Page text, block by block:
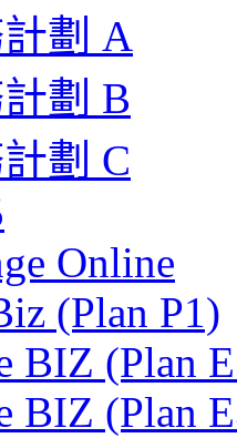
劃 A
劃 B
劃 C
Online
(Plan P1)
BIZ (Plan
BIZ (Plan